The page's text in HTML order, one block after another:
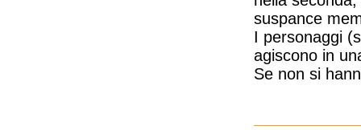
suspance
I personaggi
agiscono in
Se non si